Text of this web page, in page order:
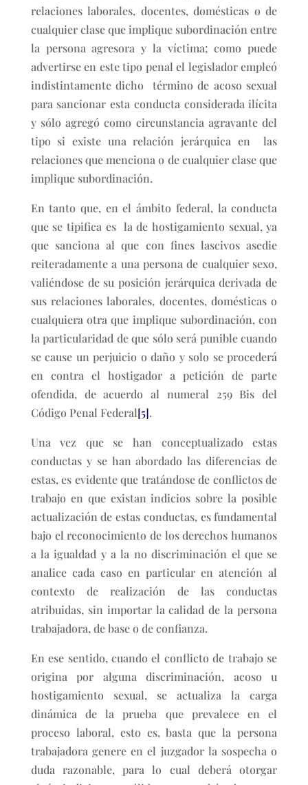
relaciones laborales, docentes, domésticas o de
cualquier clase que implique subordinación entre
la persona agresora y la víctima; como puede
advertirse en este tipo penal el legislador empleó
indistintamente dicho término de acoso sexual
para sancionar esta conducta considerada ilícita
y sólo agregó como circunstancia agravante del
tipo si existe una relación jerárquica en las
relaciones que menciona o de cualquier clase que
implique subordinación.
En tanto que, en el ámbito federal, la conducta
que se tipifica es la de hostigamiento sexual, ya
que sanciona al que con fines lascivos asedie
reiteradamente a una persona de cualquier sexo,
valiéndose de su posición jerárquica derivada de
sus relaciones laborales, docentes, domésticas o
cualquiera otra que implique subordinación, con
la particularidad de que sólo será punible cuando
se cause un perjuicio o daño y solo se procederá
en contra el hostigador a petición de parte
ofendida, de acuerdo al numeral 259 Bis del
Código Penal Federal[5].
Una vez que se han conceptualizado estas
conductas y se han abordado las diferencias de
estas, es evidente que tratándose de conflictos de
trabajo en que existan indicios sobre la posible
actualización de estas conductas, es fundamental
bajo el reconocimiento de los derechos humanos
a la igualdad y a la no discriminación el que se
analice cada caso en particular en atención al
contexto de realización de las conductas
atribuidas, sin importar la calidad de la persona
trabajadora, de base o de confianza.
En ese sentido, cuando el conflicto de trabajo se
origina por alguna discriminación, acoso u
hostigamiento sexual, se actualiza la carga
dinámica de la prueba que prevalece en el
proceso laboral, esto es, basta que la persona
trabajadora genere en el juzgador la sospecha o
duda razonable, para lo cual deberá otorgar